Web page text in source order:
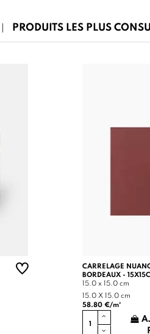
PRODUITS LES PLUS
CARRELAGE
BORDEAUX -
15.0 x 15.0 cm
15.0 X 15.0 cm
58.80 €/m²